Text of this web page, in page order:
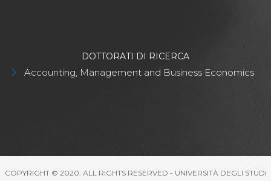
DOTTORATI DI RICERCA
Accounting, Management and Business Economics
COPYRIGHT © 2020. ALL RIGHTS RESERVED - UNIVERSITÀ DEGLI STUDI